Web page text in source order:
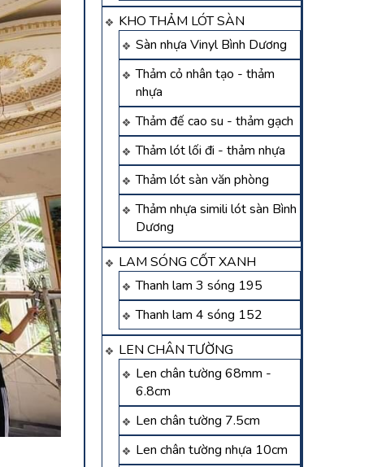
KHO THẢM LÓT SÀN
Sàn nhựa Vinyl Bình Dương
Thảm cỏ nhân tạo - thảm
nhựa
Thảm đế cao su - thảm gạch
Thảm lót lối đi - thảm nhựa
Thảm lót sàn văn phòng
Thảm nhựa simili lót sàn Bình
Dương
LAM SÓNG CỐT XANH
Thanh lam 3 sóng 195
Thanh lam 4 sóng 152
LEN CHÂN TƯỜNG
Len chân tường 68mm -
6.8cm
Len chân tường 7.5cm
Len chân tường nhựa 10cm